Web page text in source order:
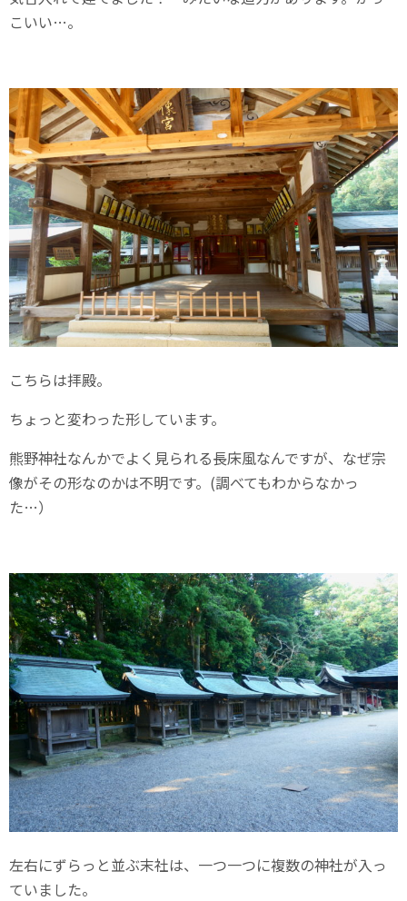
こいい…。
こちらは拝殿。
ちょっと変わった形しています。
熊野神社なんかでよく見られる長床風なんですが、なぜ宗
像がその形なのかは不明です。(調べてもわからなかっ
た…）
左右にずらっと並ぶ末社は、一つ一つに複数の神社が入っ
ていました。